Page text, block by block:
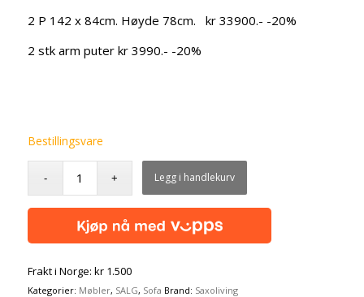
2 P 142 x 84cm. Høyde 78cm. kr 33900.- -20%
2 stk arm puter kr 3990.- -20%
Bestillingsvare
Legg i handlekurv
Frakt i Norge: kr 1.500
Kategorier: Møbler, SALG, Sofa Brand: Saxoliving